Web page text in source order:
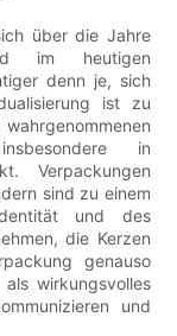
über die Jahre
im heutigen
denn je, sich
ist zu
in
Verpackungen
sind zu einem
und des
die Kerzen
genauso
wirkungsvolles
und